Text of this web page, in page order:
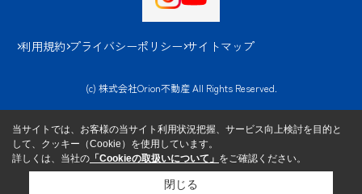
利用規約 プライバシーポリシー サイトマップ
(c) 株式会社Orion不動産 All Rights Reserved.
当サイトでは、お客様の当サイト利用状況把握、サービス向上検討を目的と
して、クッキー（Cookie）を使用しています。
詳しくは、当社の 「Cookieの取扱いについて」 をご確認ください。
閉じる